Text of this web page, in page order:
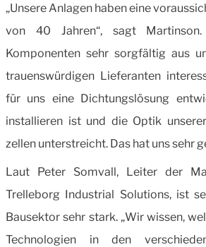
„Unsere Anlagen haben eine
von 40 Jahren“, sagt
Komponenten sehr sorgfältig aus
trauenswürdigen Lieferanten
für uns eine Dichtungslösung
installieren ist und die Optik
zellen unterstreicht. Das hat uns sehr
Laut Peter Somvall, Leiter der
Trelleborg Industrial Solutions, ist
Bausektor sehr stark. „Wir wissen,
Technologien in den